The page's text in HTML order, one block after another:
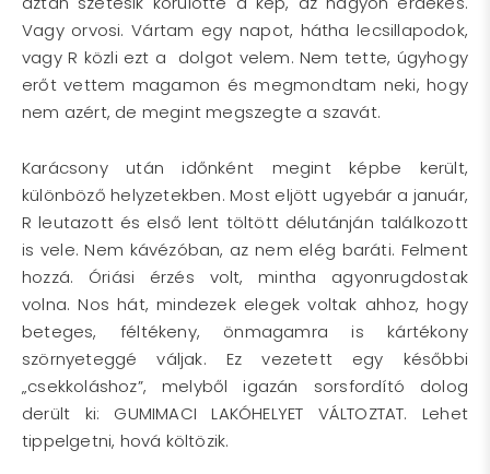
Vagy orvosi. Vártam egy napot, hátha lecsillapodok,
vagy R közli ezt a dolgot velem. Nem tette, úgyhogy
erőt vettem magamon és megmondtam neki, hogy
nem azért, de megint megszegte a szavát.
Karácsony után időnként megint képbe került,
különböző helyzetekben. Most eljött ugyebár a január,
R leutazott és első lent töltött délutánján találkozott
is vele. Nem kávézóban, az nem elég baráti. Felment
hozzá. Óriási érzés volt, mintha agyonrugdostak
volna. Nos hát, mindezek elegek voltak ahhoz, hogy
beteges, féltékeny, önmagamra is kártékony
szörnyeteggé váljak. Ez vezetett egy későbbi
„csekkoláshoz”, melyből igazán sorsfordító dolog
derült ki: GUMIMACI LAKÓHELYET VÁLTOZTAT. Lehet
tippelgetni, hová költözik.